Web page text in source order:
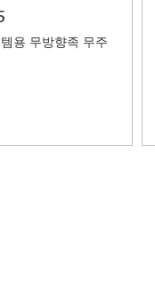
용 무방향족 무주